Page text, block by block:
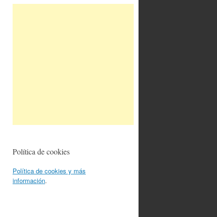
Política de cookies
Política de cookies y más
información.